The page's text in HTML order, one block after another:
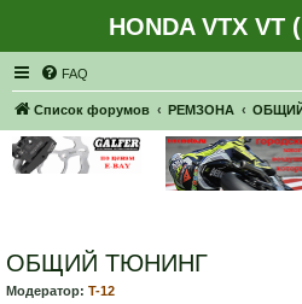
HONDA VTX VT
FAQ
Список форумов РЕМЗОНА
ОБЩИЙ ТЮНИНГ
Модератор: T-12